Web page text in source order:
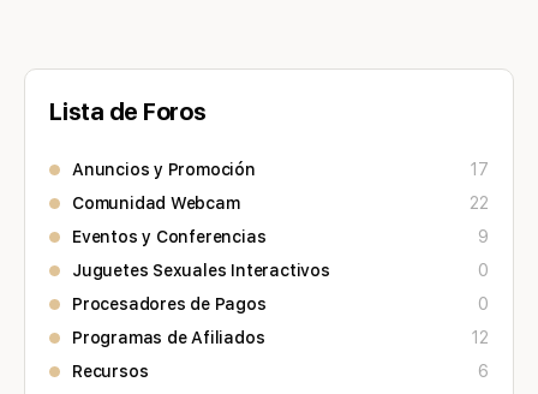
Lista de Foros
Anuncios y Promoción
17
Comunidad Webcam
22
Eventos y Conferencias
9
Juguetes Sexuales Interactivos
0
Procesadores de Pagos
0
Programas de Afiliados
12
Recursos
6